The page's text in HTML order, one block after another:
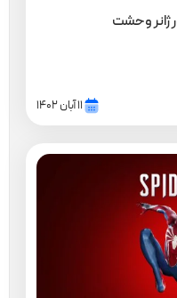
۱۱ آبان ۱۴۰۲